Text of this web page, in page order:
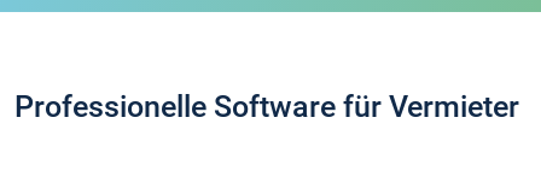
Professionelle Software für Vermieter